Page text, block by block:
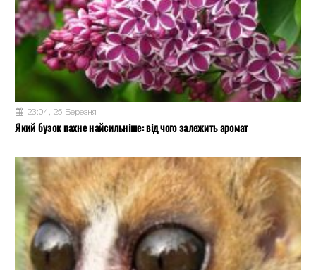
23:04, 25 Березня
Який бузок пахне найсильніше: від чого залежить аромат